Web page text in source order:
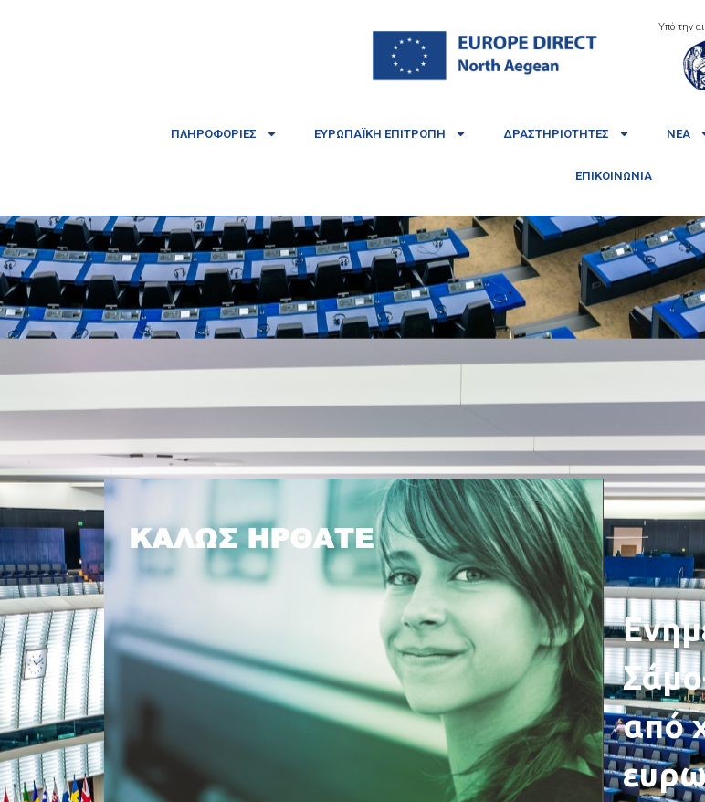
Υπό την
ΠΛΗΡΟΦΟΡΊΕΣ ΕΥΡΩΠΑΪΚΉ ΕΠΙΤΡΟΠΉ ΔΡΑΣΤΗΡΙΌΤΗΤΕΣ ΝΈΑ
ΕΠΙΚΟΙΝΩΝΊΑ
από